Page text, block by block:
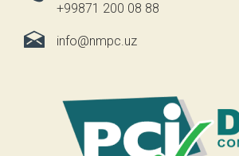
+99871 200 08 88
info@nmpc.uz